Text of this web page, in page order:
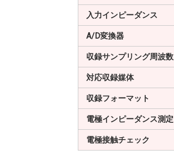
入力インピーダンス
A/D変換器
収録サンプリング周波数
対応収録媒体
収録フォーマット
電極インピーダンス測定
電極接触チェック